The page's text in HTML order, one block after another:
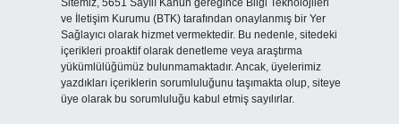
Sitemiz, 5651 Sayılı Kanun gereğince Bilgi Teknolojileri
ve İletişim Kurumu (BTK) tarafından onaylanmış bir Yer
Sağlayıcı olarak hizmet vermektedir. Bu nedenle, sitedeki
içerikleri proaktif olarak denetleme veya araştırma
yükümlülüğümüz bulunmamaktadır. Ancak, üyelerimiz
yazdıkları içeriklerin sorumluluğunu taşımakta olup, siteye
üye olarak bu sorumluluğu kabul etmiş sayılırlar.